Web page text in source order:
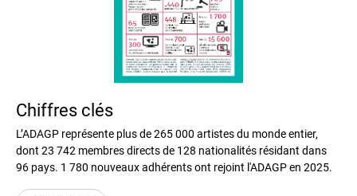
Chiffres clés
L’ADAGP représente plus de 265 000 artistes du monde entier,
dont 23 742 membres directs de 128 nationalités résidant dans
96 pays. 1 780 nouveaux adhérents ont rejoint l'ADAGP en 2025.